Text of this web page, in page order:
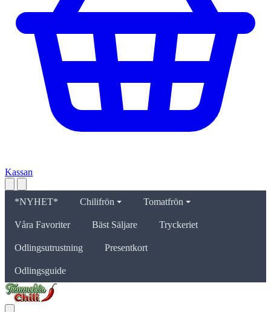
Kassan
*NYHET* Chilifrön Tomatfrön
Våra Favoriter Bäst Säljare Tryckeriet
Odlingsutrustning Presentkort
Odlingsguide